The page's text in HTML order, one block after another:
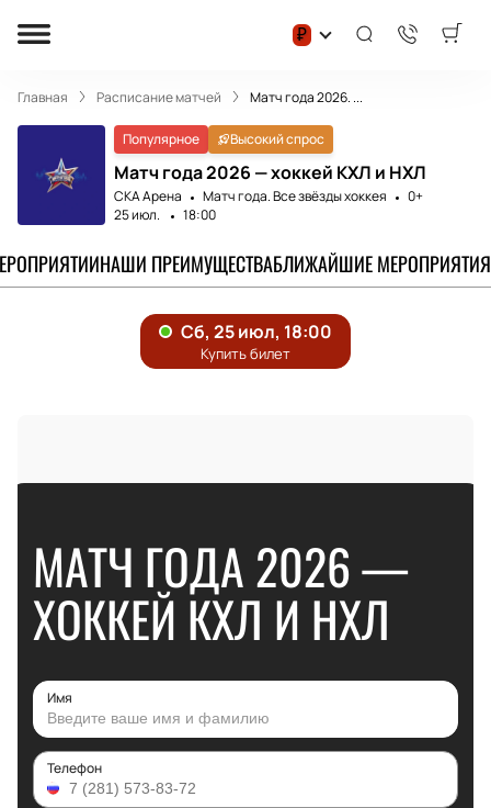
₽
Главная Расписание матчей Матч года 2026. ...
Популярное Высокий спрос
Матч года 2026 — хоккей КХЛ и НХЛ
СКА Арена Матч года. Все звёзды хоккея
0+
25 июл.
18:00
НАШИ ПРЕИМУЩЕСТВАБЛИЖАЙШИЕ МЕРОПРИЯТИЯ
МАТЧ ГОДА 2026 —
ХОККЕЙ КХЛ И НХЛ
Имя
Телефон